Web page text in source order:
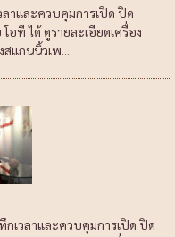
าและควบคุมการเปิด ปิด
อที ได้ ดูรายละเอียดเครื่อง
สแกนนิ้วเพ...
เวลาและควบคุมการเปิด ปิด